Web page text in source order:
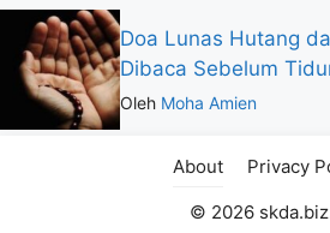
Doa Lunas Hutang
Dibaca Sebelum
Oleh Moha Amien
About
Privacy
© 2026